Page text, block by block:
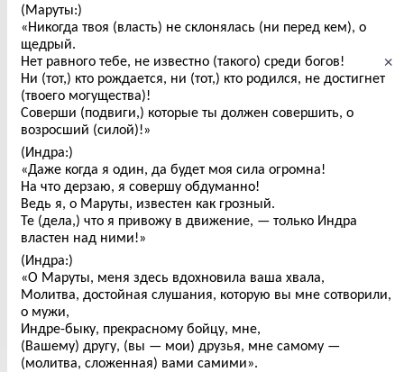
×
(Маруты:)
«Никогда твоя (власть) не склонялась (ни перед кем), о
щедрый.
Нет равного тебе, не известно (такого) среди богов!
Ни (тот,) кто рождается, ни (тот,) кто родился, не достигнет
(твоего могущества)!
Соверши (подвиги,) которые ты должен совершить, о
возросший (силой)!»
(Индра:)
«Даже когда я один, да будет моя сила огромна!
На что дерзаю, я совершу обдуманно!
Ведь я, о Маруты, известен как грозный.
Те (дела,) что я привожу в движение, — только Индра
властен над ними!»
(Индра:)
«О Маруты, меня здесь вдохновила ваша хвала,
Молитва, достойная слушания, которую вы мне сотворили,
о мужи,
Индре-быку, прекрасному бойцу, мне,
(Вашему) другу, (вы — мои) друзья, мне самому —
(молитва, сложенная) вами самими».